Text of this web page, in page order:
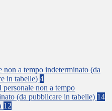
non a tempo indeterminato (da
in tabelle) 4
personale non a tempo
(da pubblicare in tabelle) 14
12